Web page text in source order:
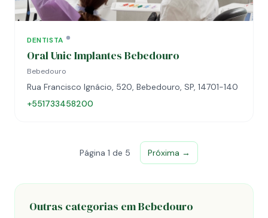
DENTISTA
Oral Unic Implantes Bebedouro
Bebedouro
Rua Francisco Ignácio, 520, Bebedouro, SP, 14701-140
+551733458200
Página 1 de 5 Próxima →
Outras categorias em Bebedouro